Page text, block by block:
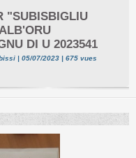
"SUBISBIGLIU
DI U 2023541
| 05/07/2023 | 675 vues